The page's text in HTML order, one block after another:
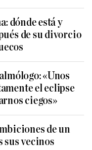
dónde está y
de su divorcio
«Unos
el eclipse
ciegos»
de un
sus vecinos